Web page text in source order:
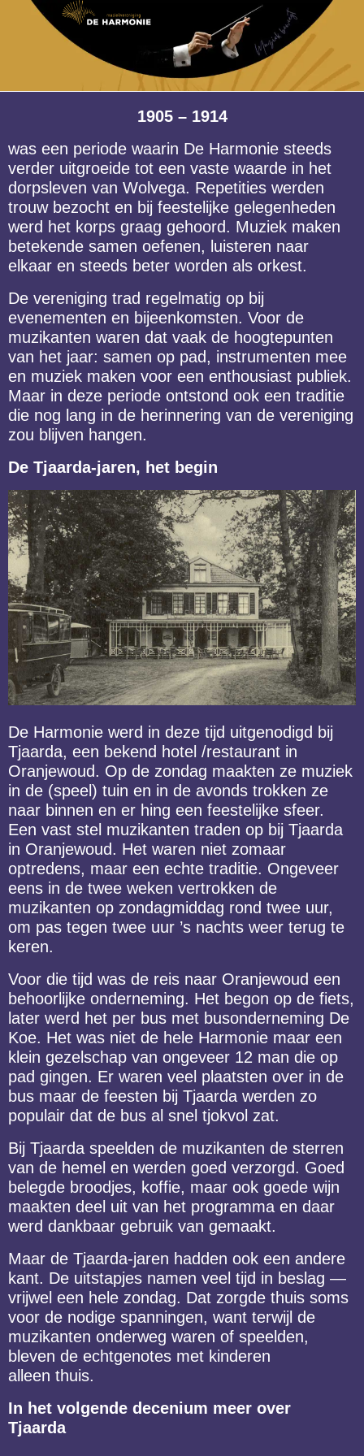
1905 – 1914
was een periode waarin De Harmonie steeds
verder uitgroeide tot een vaste waarde in het
dorpsleven van Wolvega. Repetities werden
trouw bezocht en bij feestelijke gelegenheden
werd het korps graag gehoord. Muziek maken
betekende samen oefenen, luisteren naar
elkaar en steeds beter worden als orkest.
De vereniging trad regelmatig op bij
evenementen en bijeenkomsten. Voor de
muzikanten waren dat vaak de hoogtepunten
van het jaar: samen op pad, instrumenten mee
en muziek maken voor een enthousiast publiek.
Maar in deze periode ontstond ook een traditie
die nog lang in de herinnering van de vereniging
zou blijven hangen.
De Tjaarda-jaren, het begin
De Harmonie werd in deze tijd uitgenodigd bij
Tjaarda, een bekend hotel /restaurant in
Oranjewoud. Op de zondag maakten ze muziek
in de (speel) tuin en in de avonds trokken ze
naar binnen en er hing een feestelijke sfeer.
Een vast stel muzikanten traden op bij Tjaarda
in Oranjewoud. Het waren niet zomaar
optredens, maar een echte traditie. Ongeveer
eens in de twee weken vertrokken de
muzikanten op zondagmiddag rond twee uur,
om pas tegen twee uur ’s nachts weer terug te
keren.
Voor die tijd was de reis naar Oranjewoud een
behoorlijke onderneming. Het begon op de fiets,
later werd het per bus met busonderneming De
Koe. Het was niet de hele Harmonie maar een
klein gezelschap van ongeveer 12 man die op
pad gingen. Er waren veel plaatsten over in de
bus maar de feesten bij Tjaarda werden zo
populair dat de bus al snel tjokvol zat.
Bij Tjaarda speelden de muzikanten de sterren
van de hemel en werden goed verzorgd. Goed
belegde broodjes, koffie, maar ook goede wijn
maakten deel uit van het programma en daar
werd dankbaar gebruik van gemaakt.
Maar de Tjaarda-jaren hadden ook een andere
kant. De uitstapjes namen veel tijd in beslag —
vrijwel een hele zondag. Dat zorgde thuis soms
voor de nodige spanningen, want terwijl de
muzikanten onderweg waren of speelden,
bleven de echtgenotes met kinderen
alleen thuis.
In het volgende decenium meer over
Tjaarda